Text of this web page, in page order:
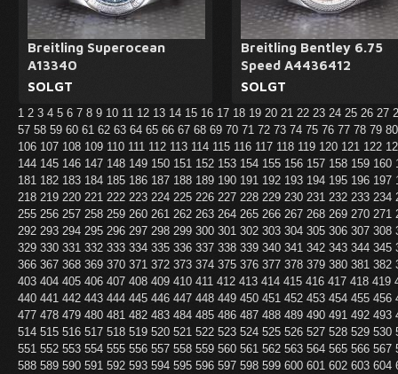
Breitling Superocean
A13340
SOLGT
Breitling Bentley 6.75
Speed A4436412
SOLGT
1 2 3 4 5 6 7 8 9 10 11 12 13 14 15 16 17 18 19 20 21 22 23 24 25 26 27
57 58 59 60 61 62 63 64 65 66 67 68 69 70 71 72 73 74 75 76 77 78 79
106 107 108 109 110 111 112 113 114 115 116 117 118 119 120 121 122
144 145 146 147 148 149 150 151 152 153 154 155 156 157 158 159 160
181 182 183 184 185 186 187 188 189 190 191 192 193 194 195 196 197
218 219 220 221 222 223 224 225 226 227 228 229 230 231 232 233 234
255 256 257 258 259 260 261 262 263 264 265 266 267 268 269 270 271
292 293 294 295 296 297 298 299 300 301 302 303 304 305 306 307 308
329 330 331 332 333 334 335 336 337 338 339 340 341 342 343 344 345
366 367 368 369 370 371 372 373 374 375 376 377 378 379 380 381 382
403 404 405 406 407 408 409 410 411 412 413 414 415 416 417 418 419
440 441 442 443 444 445 446 447 448 449 450 451 452 453 454 455 456
477 478 479 480 481 482 483 484 485 486 487 488 489 490 491 492 493
514 515 516 517 518 519 520 521 522 523 524 525 526 527 528 529 530
551 552 553 554 555 556 557 558 559 560 561 562 563 564 565 566 567
588 589 590 591 592 593 594 595 596 597 598 599 600 601 602 603 604